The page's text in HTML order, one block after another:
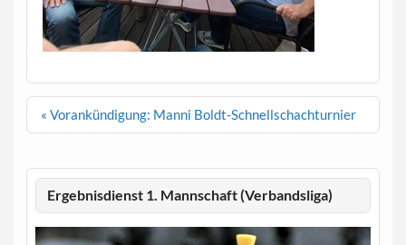
Beitragsnavigation
« Vorankündigung: Manni Boldt-Schnellschachturnier
Ergebnisdienst 1. Mannschaft (Verbandsliga)